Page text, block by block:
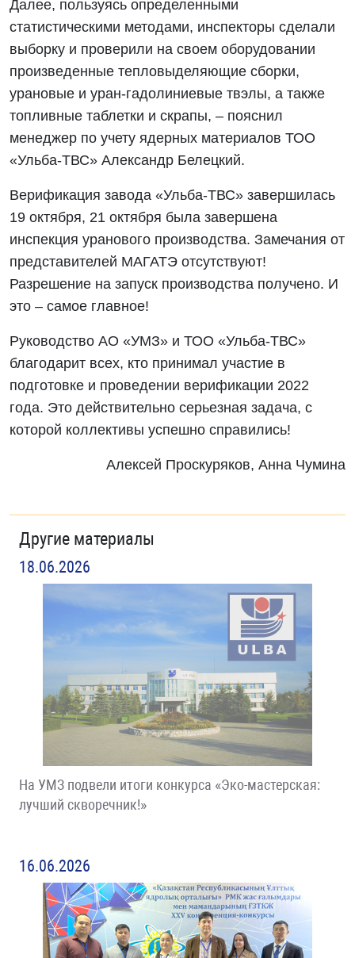
Далее, пользуясь определенными
статистическими методами, инспекторы сделали
выборку и проверили на своем оборудовании
произведенные тепловыделяющие сборки,
урановые и уран-гадолиниевые твэлы, а также
топливные таблетки и скрапы, – пояснил
менеджер по учету ядерных материалов ТОО
«Ульба-ТВС» Александр Белецкий.
Верификация завода «Ульба-ТВС» завершилась
19 октября, 21 октября была завершена
инспекция уранового производства. Замечания от
представителей МАГАТЭ отсутствуют!
Разрешение на запуск производства получено. И
это – самое главное!
Руководство АО «УМЗ» и ТОО «Ульба-ТВС»
благодарит всех, кто принимал участие в
подготовке и проведении верификации 2022
года. Это действительно серьезная задача, с
которой коллективы успешно справились!
Алексей Проскуряков, Анна Чумина
Другие материалы
18.06.2026
На УМЗ подвели итоги конкурса «Эко-мастерская:
лучший скворечник!»
16.06.2026